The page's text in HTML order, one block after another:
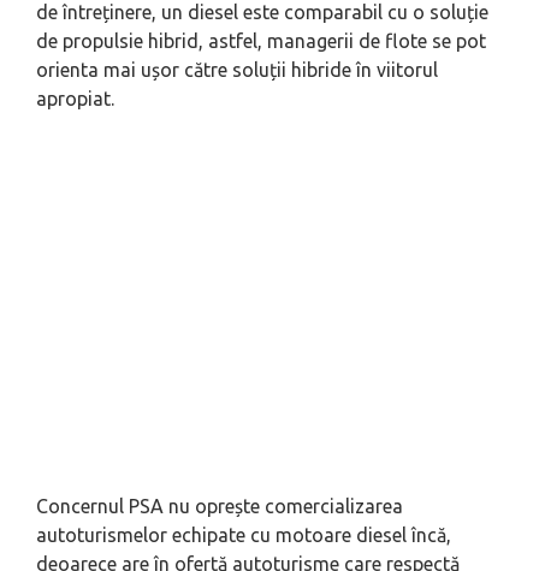
de întreținere, un diesel este comparabil cu o soluție
de propulsie hibrid, astfel, managerii de flote se pot
orienta mai ușor către soluții hibride în viitorul
apropiat.
Concernul PSA nu oprește comercializarea
autoturismelor echipate cu motoare diesel încă,
deoarece are în ofertă autoturisme care respectă